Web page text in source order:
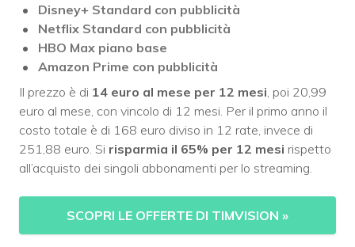
Disney+ Standard con pubblicità
Netflix Standard con pubblicità
HBO Max piano base
Amazon Prime con pubblicità
Il prezzo è di 14 euro al mese per 12 mesi , poi 20,99
euro al mese, con vincolo di 12 mesi. Per il primo anno il
costo totale è di 168 euro diviso in 12 rate, invece di
251,88 euro. Si risparmia il 65% per 12 mesi rispetto
all’acquisto dei singoli abbonamenti per lo streaming.
SCOPRI LE OFFERTE DI TIMVISION »